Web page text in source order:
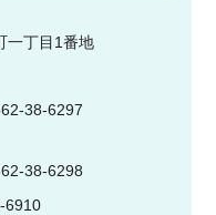
一丁目1番地
38-6297
38-6298
6910